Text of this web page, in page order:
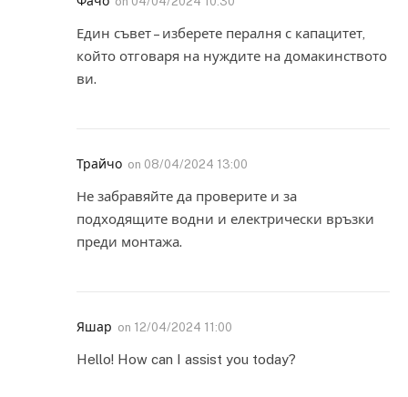
Един съвет – изберете пералня с капацитет,
който отговаря на нуждите на домакинството
ви.
Трайчо on 08/04/2024 13:00
Не забравяйте да проверите и за
подходящите водни и електрически връзки
преди монтажа.
Яшар on 12/04/2024 11:00
Hello! How can I assist you today?